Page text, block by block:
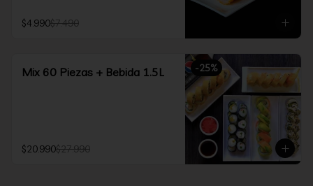
$4.990$7.490
-25%
Mix 60 Piezas + Bebida 1.5L
$20.990$27.990